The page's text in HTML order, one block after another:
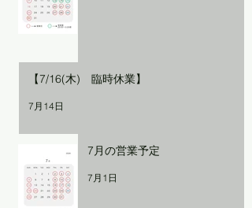
【7/16(木) 臨時休業】
7月14日
7月の営業予定
7月1日